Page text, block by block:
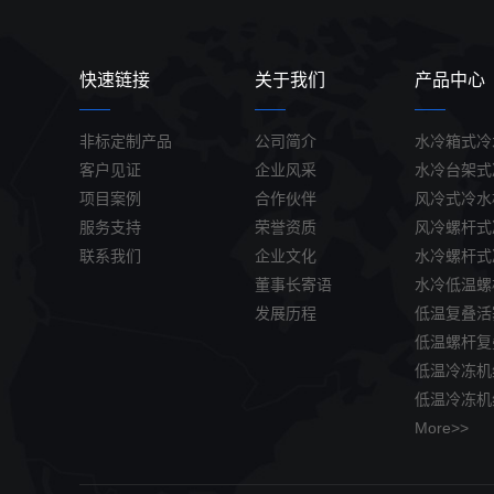
快速链接
非标定制产品
客户见证
项目案例
服务支持
联系我们
关于我们
公司简介
企业风采
合作伙伴
荣誉资质
企业文化
董事长寄语
发展历程
产品中心
水冷箱式
水冷台架
风冷式冷
风冷螺杆
水冷螺杆
水冷低温
低温复叠
低温螺杆
低温冷冻
低温冷冻
More>>